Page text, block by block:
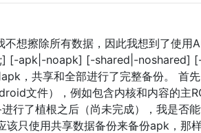
想擦除所有数据，因此我想到了使用
[-apk|-noapk] [-shared|-noshared]
，共享和全部进行了完整备份。 首
文件），例如包含内核和内容的主
行了植根之后（尚未完成），我是否
该只使用共享数据备份来备份apk，那